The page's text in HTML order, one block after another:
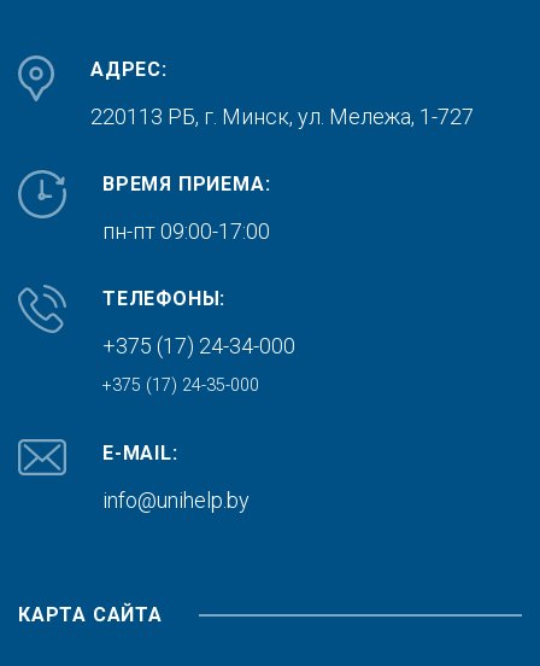
АДРЕС:
220113 РБ, г. Минск, ул. Мележа, 1-727
ВРЕМЯ ПРИЕМА:
пн-пт 09:00-17:00
ТЕЛЕФОНЫ:
+375 (17) 24-34-000
+375 (17) 24-35-000
E-MAIL:
info@unihelp.by
КАРТА САЙТА